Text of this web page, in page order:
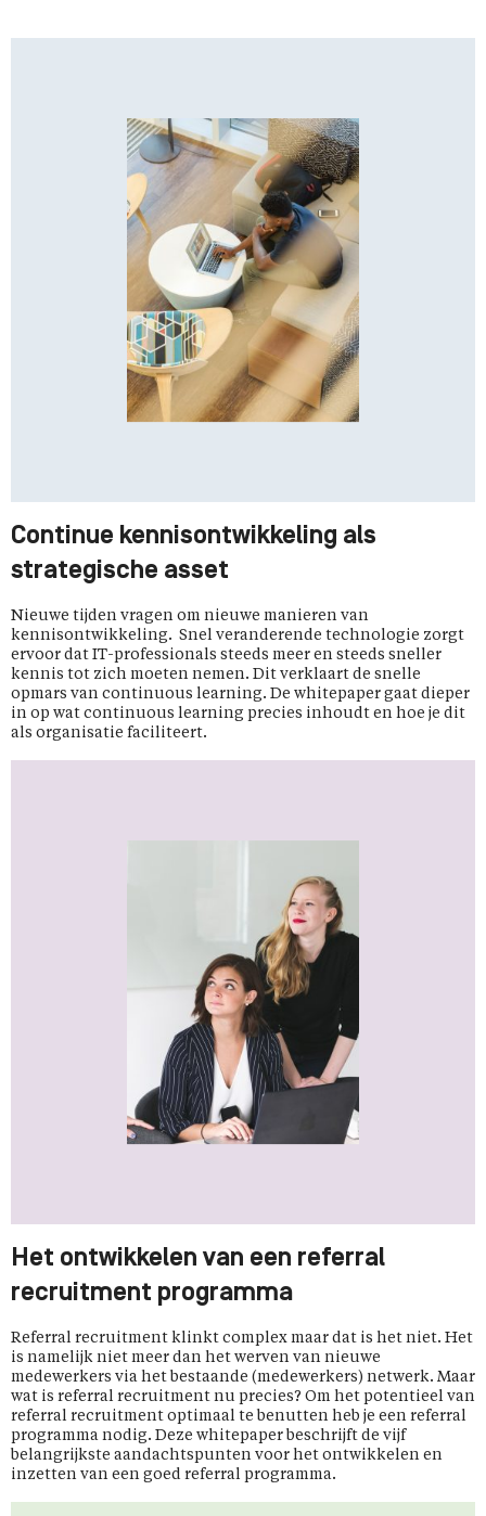
Continue kennisontwikkeling als
strategische asset
Nieuwe tijden vragen om nieuwe manieren van
kennisontwikkeling. Snel veranderende technologie zorgt
ervoor dat IT-professionals steeds meer en steeds sneller
kennis tot zich moeten nemen. Dit verklaart de snelle
opmars van continuous learning. De whitepaper gaat dieper
in op wat continuous learning precies inhoudt en hoe je dit
als organisatie faciliteert.
Het ontwikkelen van een referral
recruitment programma
Referral recruitment klinkt complex maar dat is het niet. Het
is namelijk niet meer dan het werven van nieuwe
medewerkers via het bestaande (medewerkers) netwerk. Maar
wat is referral recruitment nu precies? Om het potentieel van
referral recruitment optimaal te benutten heb je een referral
programma nodig. Deze whitepaper beschrijft de vijf
belangrijkste aandachtspunten voor het ontwikkelen en
inzetten van een goed referral programma.